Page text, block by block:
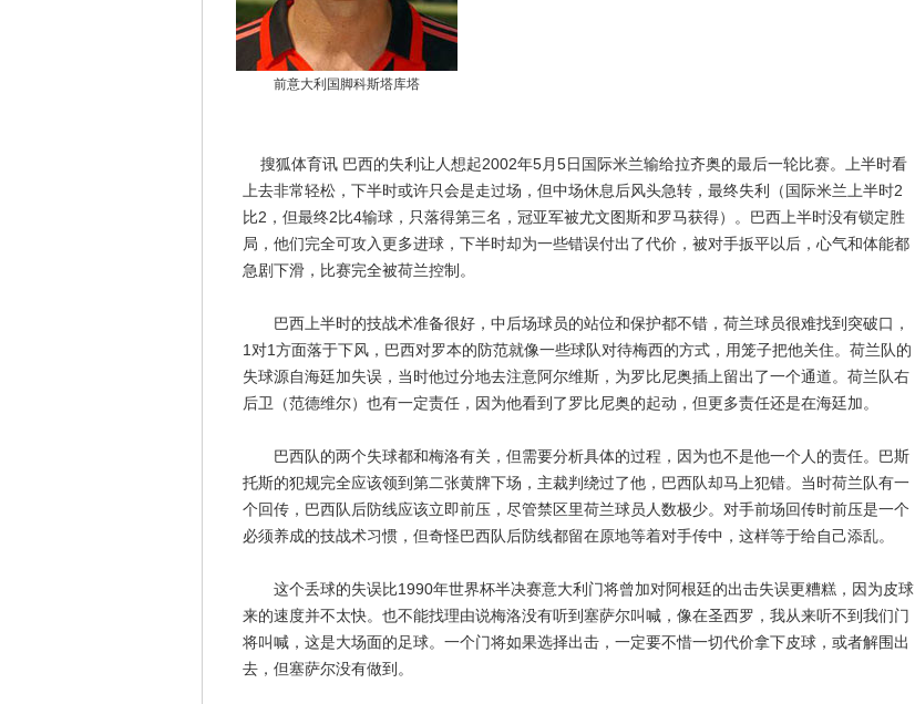
前意大利国脚科斯塔库塔
搜狐体育讯 巴西的失利让人想起2002年5月5日国际米兰输给拉齐奥的最后一轮比赛。上半时看
上去非常轻松，下半时或许只会是走过场，但中场休息后风头急转，最终失利（国际米兰上半时2
比2，但最终2比4输球，只落得第三名，冠亚军被尤文图斯和罗马获得）。巴西上半时没有锁定胜
局，他们完全可攻入更多进球，下半时却为一些错误付出了代价，被对手扳平以后，心气和体能都
急剧下滑，比赛完全被荷兰控制。
巴西上半时的技战术准备很好，中后场球员的站位和保护都不错，荷兰球员很难找到突破口，
1对1方面落于下风，巴西对罗本的防范就像一些球队对待梅西的方式，用笼子把他关住。荷兰队的
失球源自海廷加失误，当时他过分地去注意阿尔维斯，为罗比尼奥插上留出了一个通道。荷兰队右
后卫（范德维尔）也有一定责任，因为他看到了罗比尼奥的起动，但更多责任还是在海廷加。
巴西队的两个失球都和梅洛有关，但需要分析具体的过程，因为也不是他一个人的责任。巴斯
托斯的犯规完全应该领到第二张黄牌下场，主裁判绕过了他，巴西队却马上犯错。当时荷兰队有一
个回传，巴西队后防线应该立即前压，尽管禁区里荷兰球员人数极少。对手前场回传时前压是一个
必须养成的技战术习惯，但奇怪巴西队后防线都留在原地等着对手传中，这样等于给自己添乱。
这个丢球的失误比1990年世界杯半决赛意大利门将曾加对阿根廷的出击失误更糟糕，因为皮球
来的速度并不太快。也不能找理由说梅洛没有听到塞萨尔叫喊，像在圣西罗，我从来听不到我们门
将叫喊，这是大场面的足球。一个门将如果选择出击，一定要不惜一切代价拿下皮球，或者解围出
去，但塞萨尔没有做到。